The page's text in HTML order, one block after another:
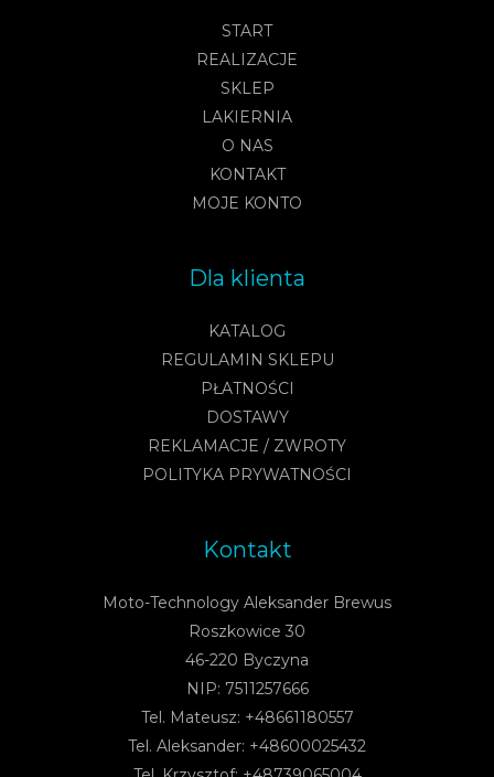
START
REALIZACJE
SKLEP
LAKIERNIA
O NAS
KONTAKT
MOJE KONTO
Dla klienta
KATALOG
REGULAMIN SKLEPU
PŁATNOŚCI
DOSTAWY
REKLAMACJE / ZWROTY
POLITYKA PRYWATNOŚCI
Kontakt
Moto-Technology Aleksander Brewus
Roszkowice 30
46-220 Byczyna
NIP: 7511257666
Tel. Mateusz: +48661180557
Tel. Aleksander: +48600025432